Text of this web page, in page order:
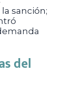
sanción;
del